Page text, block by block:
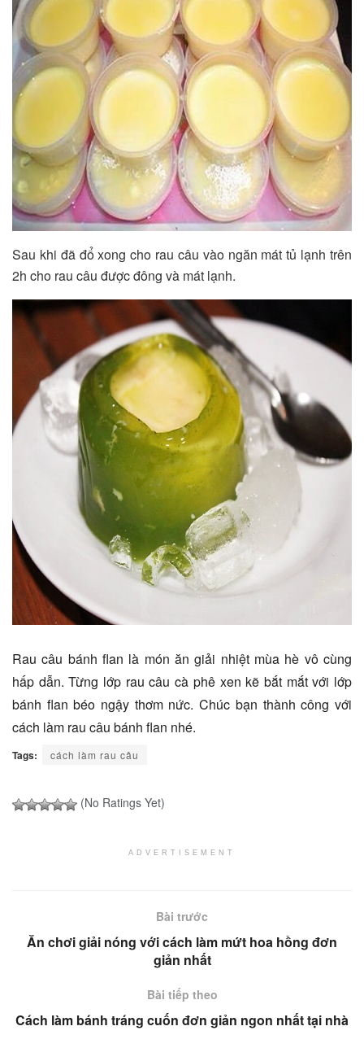
Sau khi đã đổ xong cho rau câu vào ngăn mát tủ lạnh trên
2h cho rau câu được đông và mát lạnh.
Rau câu bánh flan là món ăn giải nhiệt mùa hè vô cùng
hấp dẫn. Từng lớp rau câu cà phê xen kẽ bắt mắt với lớp
bánh flan béo ngậy thơm nức. Chúc bạn thành công với
cách làm rau câu bánh flan nhé.
Tags: cách làm rau câu
(No Ratings Yet)
ADVERTISEMENT
Bài trước
Ăn chơi giải nóng với cách làm mứt hoa hồng đơn
giản nhất
Bài tiếp theo
Cách làm bánh tráng cuốn đơn giản ngon nhất tại nhà